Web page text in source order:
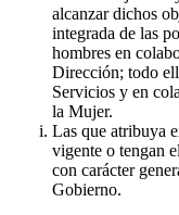
alcanzar dichos
integrada de las
hombres en
Dirección; todo
Servicios y en
la Mujer.
Las que atribuya
vigente o tengan
con carácter
Gobierno.